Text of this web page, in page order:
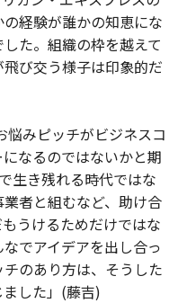
経験が誰かの知恵にな
た。組織の枠を越えて
び交う様子は印象的だ
みピッチがビジネスコ
なるのではないかと期
生き残れる時代ではな
者と組むなど、助け合
うけるためだけではな
でアイデアを出し合っ
のあり方は、そうした
した」(藤吉)